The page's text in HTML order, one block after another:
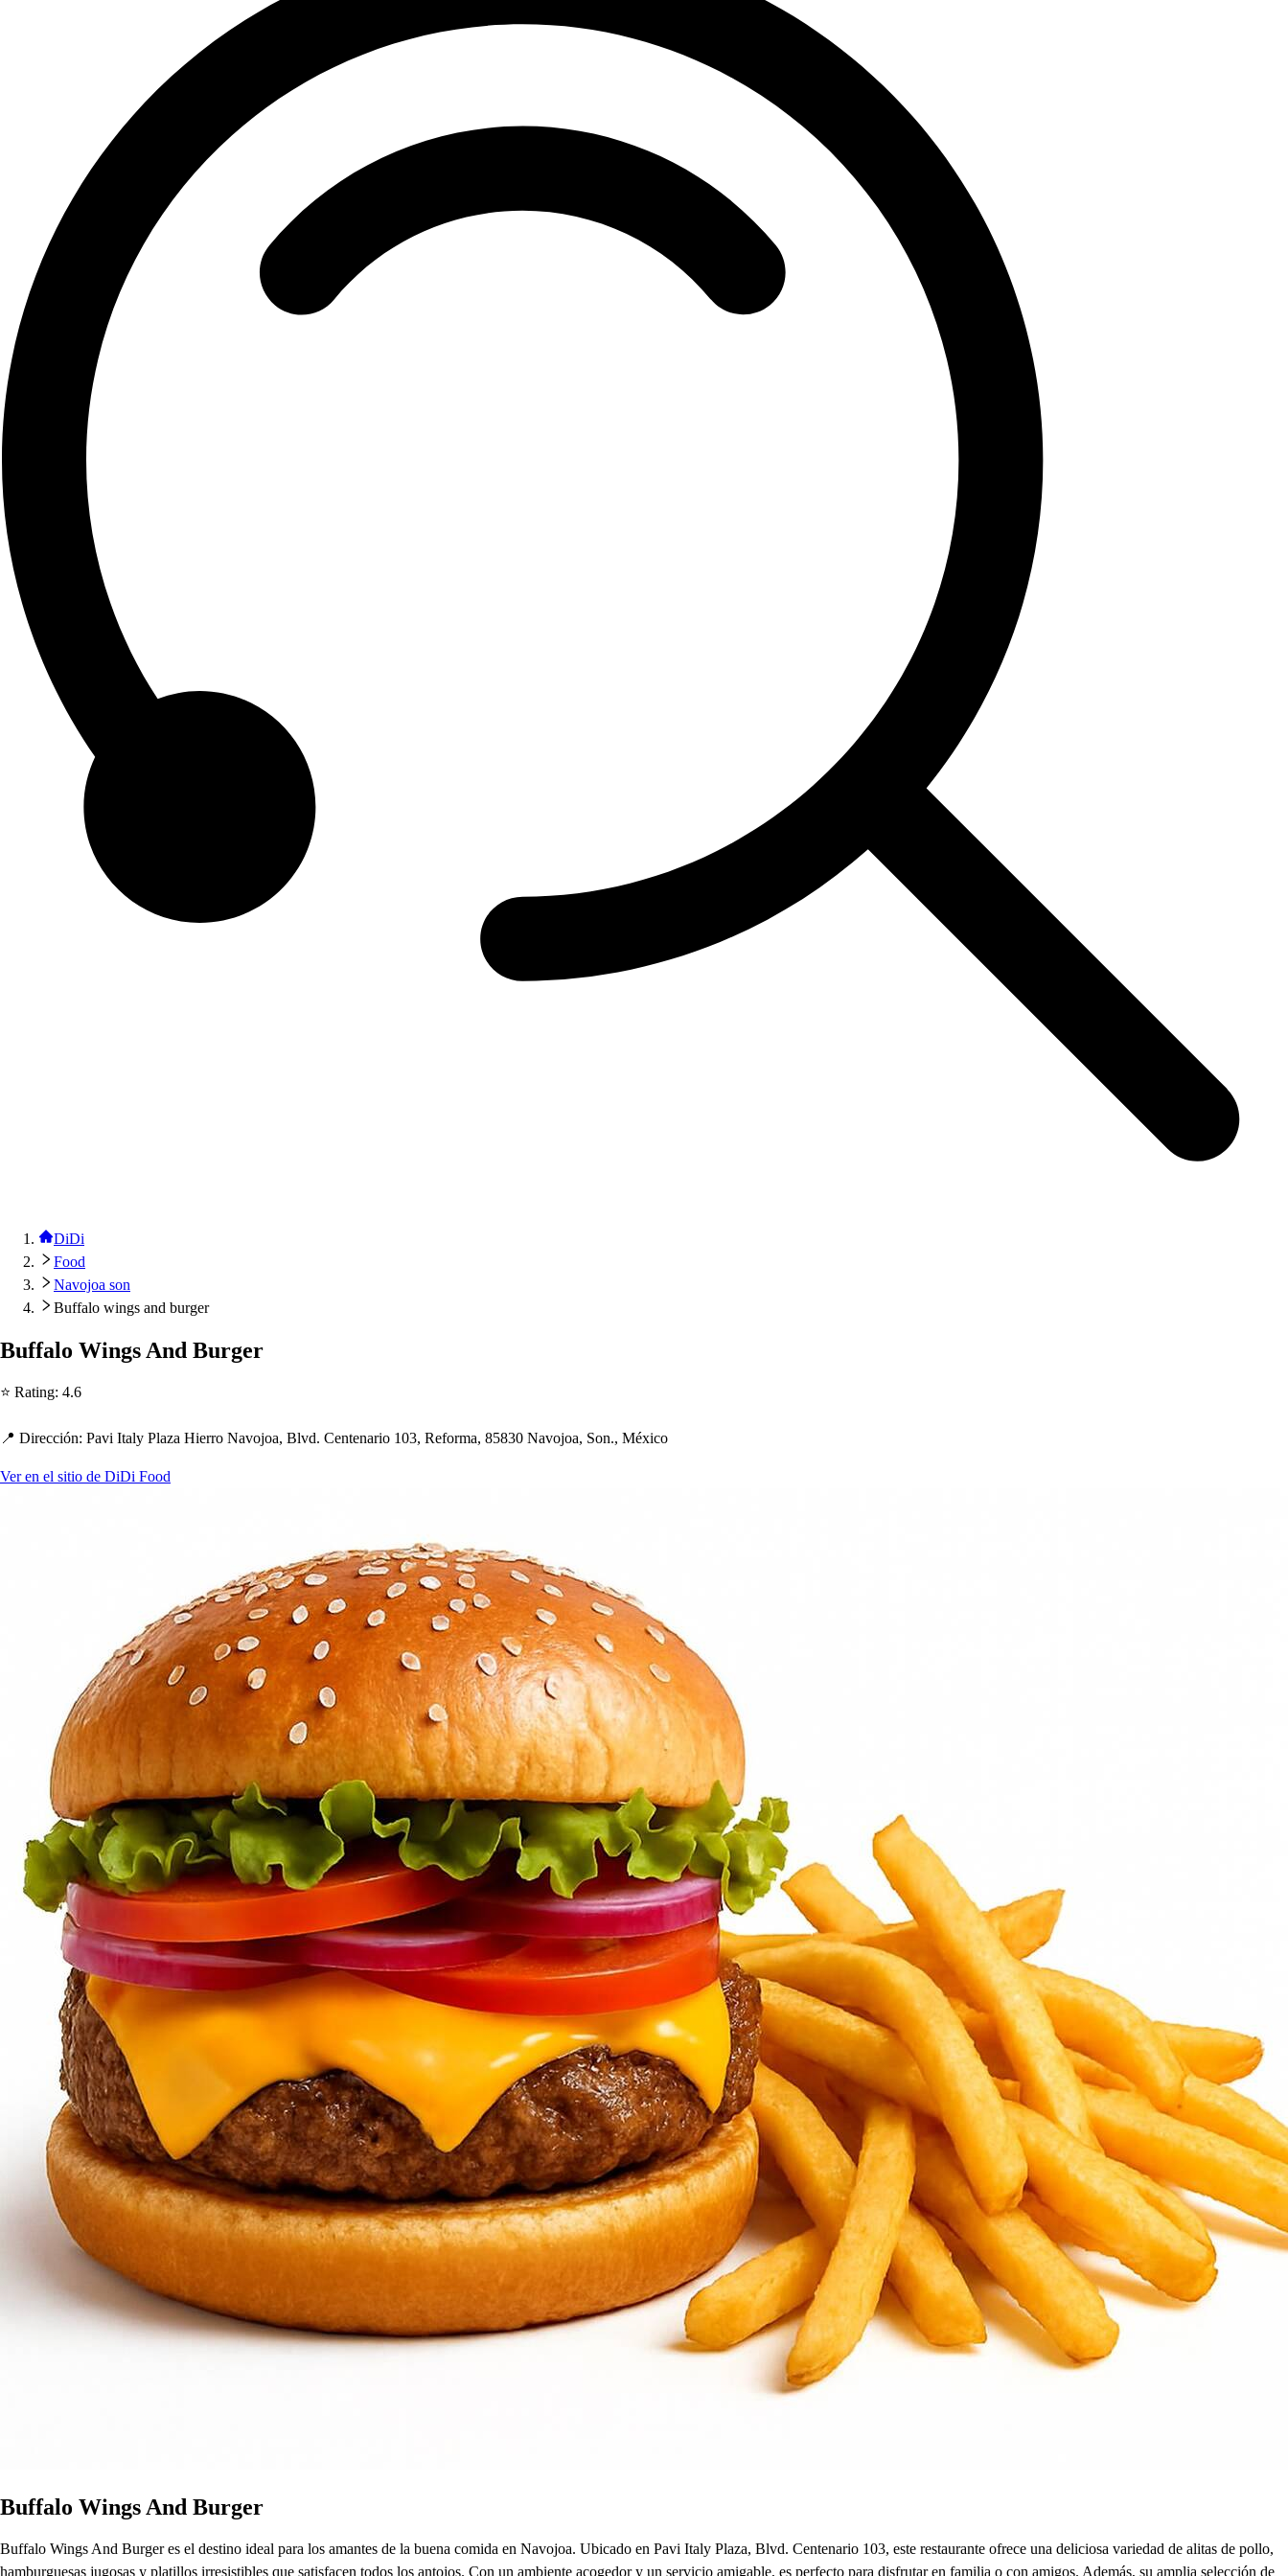
DiDi
Food
Navojoa son
Buffalo wings and burger
Buffalo Wings And Burger
⭐ Rating: 4.6
📍 Dirección: Pavi Italy Plaza Hierro Navojoa, Blvd. Centenario 103, Reforma, 85830 Navojoa, Son., México
Ver en el sitio de DiDi Food
Buffalo Wings And Burger
Buffalo Wings And Burger es el destino ideal para los amantes de la buena comida en Navojoa. Ubicado en Pavi Italy Plaza, Blvd. Centenario 103, este restaurante ofrece una deliciosa variedad de alitas de pollo,
hamburguesas jugosas y platillos irresistibles que satisfacen todos los antojos. Con un ambiente acogedor y un servicio amigable, es perfecto para disfrutar en familia o con amigos. Además, su amplia selección de